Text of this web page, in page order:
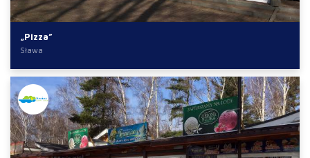
„Pizza”
Sława